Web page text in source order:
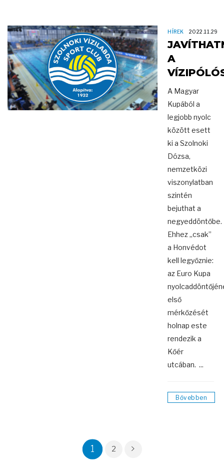
HÍREK 2022.11.29
A
A Magyar
Kupából a
legjobb nyolc
között esett
ki a Szolnoki
Dózsa,
nemzetközi
viszonylatban
szintén
bejuthat a
negyeddöntőbe.
Ehhez „csak”
a Honvédot
kell legyőznie:
az Euro Kupa
első
mérkőzését
holnap este
rendezik a
Kőér
utcában. ...
Bővebben
1 2